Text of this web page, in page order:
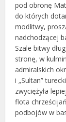
pod obronę
do których
modlitwy,
nadchodzącej
Szale bitwy
stronę, w
admiralskich
i „Sultan”
zwyciężyła
flota
podbojów w